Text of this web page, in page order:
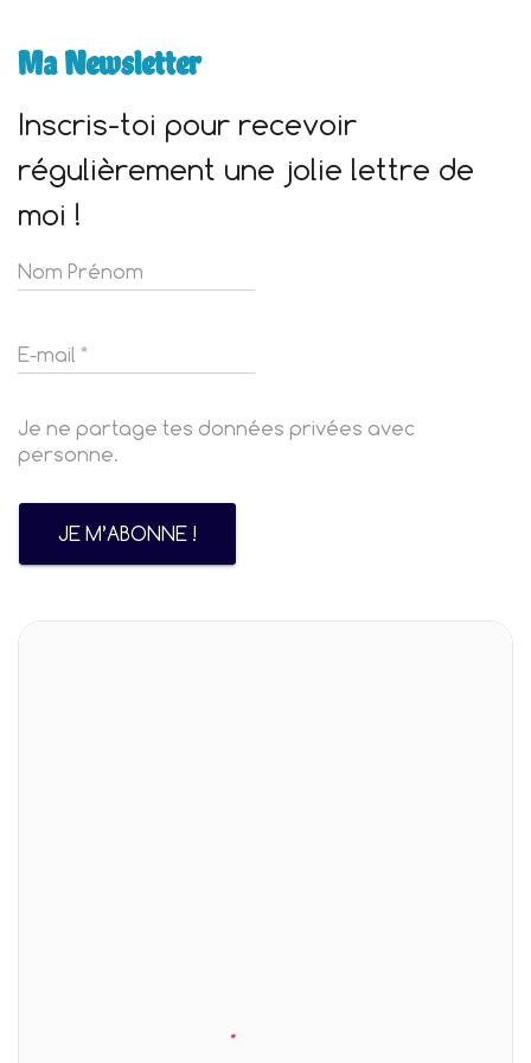
Ma Newsletter
Inscris-toi pour recevoir
régulièrement une jolie lettre de
moi !
Je ne partage tes données privées avec
personne.